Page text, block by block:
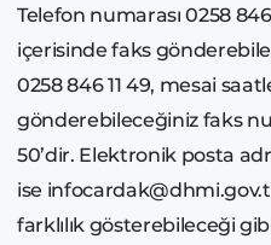
Telefon numarası 0258
içerisinde faks
0258 846 11 49, mesai
gönderebileceğiniz faks
50’dir. Elektronik posta
ise
farklılık gösterebileceği